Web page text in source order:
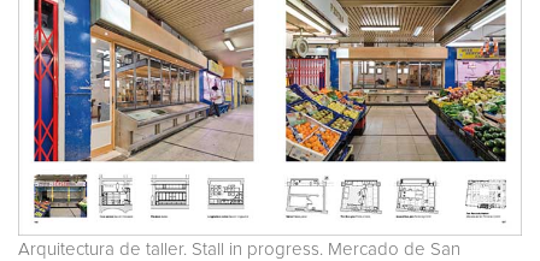
Arquitectura de taller. Stall in progress. Mercado de San